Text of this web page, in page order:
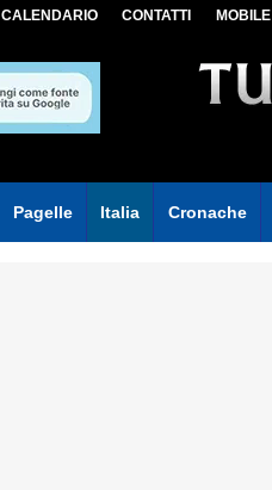
CALENDARIO CONTATTI MOBILE
Pagelle Italia Cronache